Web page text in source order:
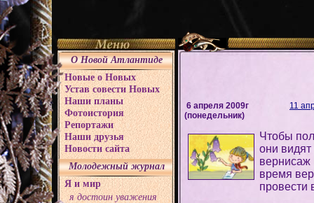
О Новой Атлантиде
Новые о Новых
Устав совести Новых
Наши планы
Фотоистория
Репортажи
Наши друзья
Новости сайта
Молодежный журнал
Я и мир
я достоин уважения
6 апреля 2009г
(понедельник)
11
Чтобы
они
время
провести